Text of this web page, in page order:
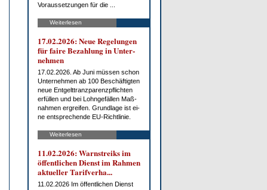
Vor­aus­set­zun­gen für die ...
Weiterlesen
17.02.2026: Neue Re­ge­lun­gen
für fai­re Be­zah­lung in Un­ter­
neh­men
17.02.2026. Ab Ju­ni müs­sen schon
Un­ter­neh­men ab 100 Be­schäf­tig­ten
neue Ent­gelt­tranz­pa­renz­pflich­ten
er­fül­len und bei Lohn­ge­fäl­len Maß­
nah­men er­grei­fen. Grund­la­ge ist ei­
ne ent­spre­chen­de EU-Richt­li­nie.
Weiterlesen
11.02.2026: Warn­streiks im
öf­fent­li­chen Dienst im Rah­men
ak­tu­el­ler Ta­rif­ver­ha...
11.02.2026 Im öf­fent­li­chen Dienst